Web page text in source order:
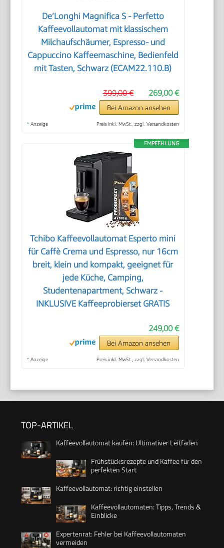
De’Longhi Magnifica S - Perfetto
Kaffeevollautomat mit klassischem
Milchaufschäumer, Espresso- und
Cappuccino Kaffeemaschine, Bedienfeld
mit Tasten, Schwarz (ECAM22.110.B)
269,00 €
399,00 €
Bei Amazon ansehen
* Anzeige Preis inkl. MwSt., zzgl. Versandkosten
EMPFEHLUNG
Tchibo Kaffeevollautomat Esperto mini
für Caffè Crema und Espresso, nur 16cm
breit, klein und kompakt, geeignet für
jede Küche, Camping,
Studentenapartment, Schwarz -
INKLUSIVE Kaffeeprobierset GRATIS
249,00 €
Bei Amazon ansehen
* Anzeige Preis inkl. MwSt., zzgl. Versandkosten
TOP-ARTIKEL
Kaffeevollautomat kaufen: Ultimativer Leitfaden
Frühstücksrezepte und Kaffee für den
perfekten Start
Kaffeevollautomat: richtig einstellen
Kaffeevollautomaten: Tipps, Trends &
Einblicke
Expertenrat: Fehler bei Kaffeevollautomaten
vermeiden